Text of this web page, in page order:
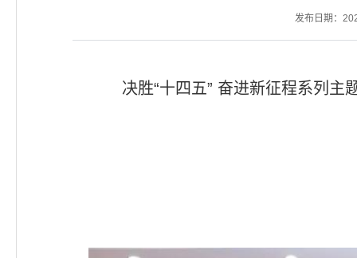
发布日期：
决胜“十四五” 奋进新征程系列主